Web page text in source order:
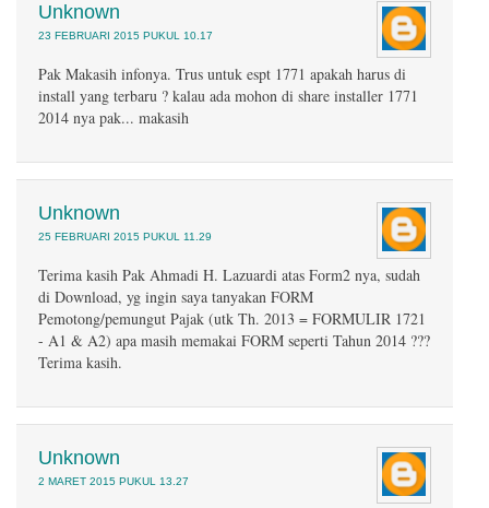
Unknown
23 FEBRUARI 2015 PUKUL 10.17
Pak Makasih infonya. Trus untuk espt 1771 apakah harus di
install yang terbaru ? kalau ada mohon di share installer 1771
2014 nya pak... makasih
Unknown
25 FEBRUARI 2015 PUKUL 11.29
Terima kasih Pak Ahmadi H. Lazuardi atas Form2 nya, sudah
di Download, yg ingin saya tanyakan FORM
Pemotong/pemungut Pajak (utk Th. 2013 = FORMULIR 1721
- A1 & A2) apa masih memakai FORM seperti Tahun 2014 ???
Terima kasih.
Unknown
2 MARET 2015 PUKUL 13.27